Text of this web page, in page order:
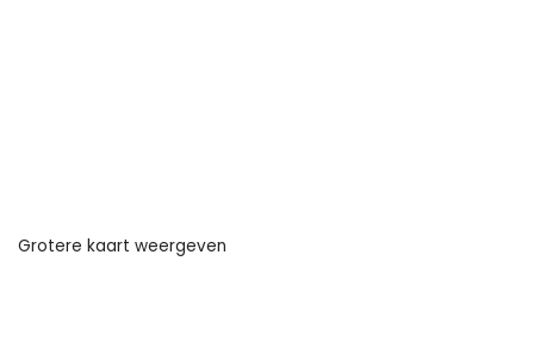
Grotere kaart weergeven